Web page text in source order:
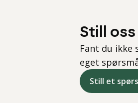
Still oss
Fant du ikke
eget
Still et